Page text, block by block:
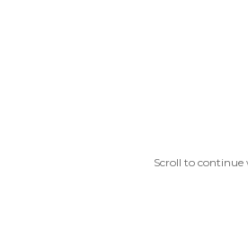
Scroll to